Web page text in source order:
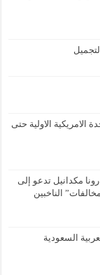
المتحدة الامريكية الاولية حتى
مكدانيل تدعو إلى
الناخبين